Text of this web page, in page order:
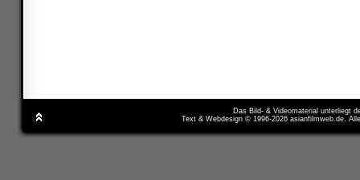
Das Bild- & Videomaterial unterliegt
Text & Webdesign © 1996-2026 asianfilmweb.de.